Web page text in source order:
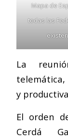
Mapa de
todas las
La
y
El orden
Cerdá